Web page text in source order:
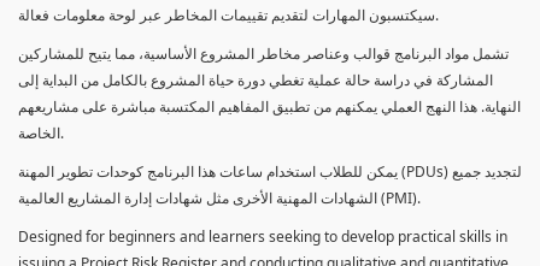
سيكتسبون المهارات لتقديم تقييمات المخاطر عبر لوحة معلومات فعالة.
تشمل مواد البرنامج قوالب وعناصر مخاطر المشروع الأساسية، مما يتيح للمشاركين
المشاركة في دراسة حالة عملية تغطي دورة حياة المشروع بالكامل من البداية إلى
النهاية. هذا النهج العملي يمكنهم من تطبيق المفاهيم المكتسبة مباشرة على مشاريعهم
الخاصة.
يمكن للطلاب استخدام ساعات هذا البرنامج كوحدات تطوير المهنة (PDUs) لتجديد جميع
الشهادات المهنية الأخرى مثل شهادات إدارة المشاريع العالمية (PMI).
Designed for beginners and learners seeking to develop practical skills in